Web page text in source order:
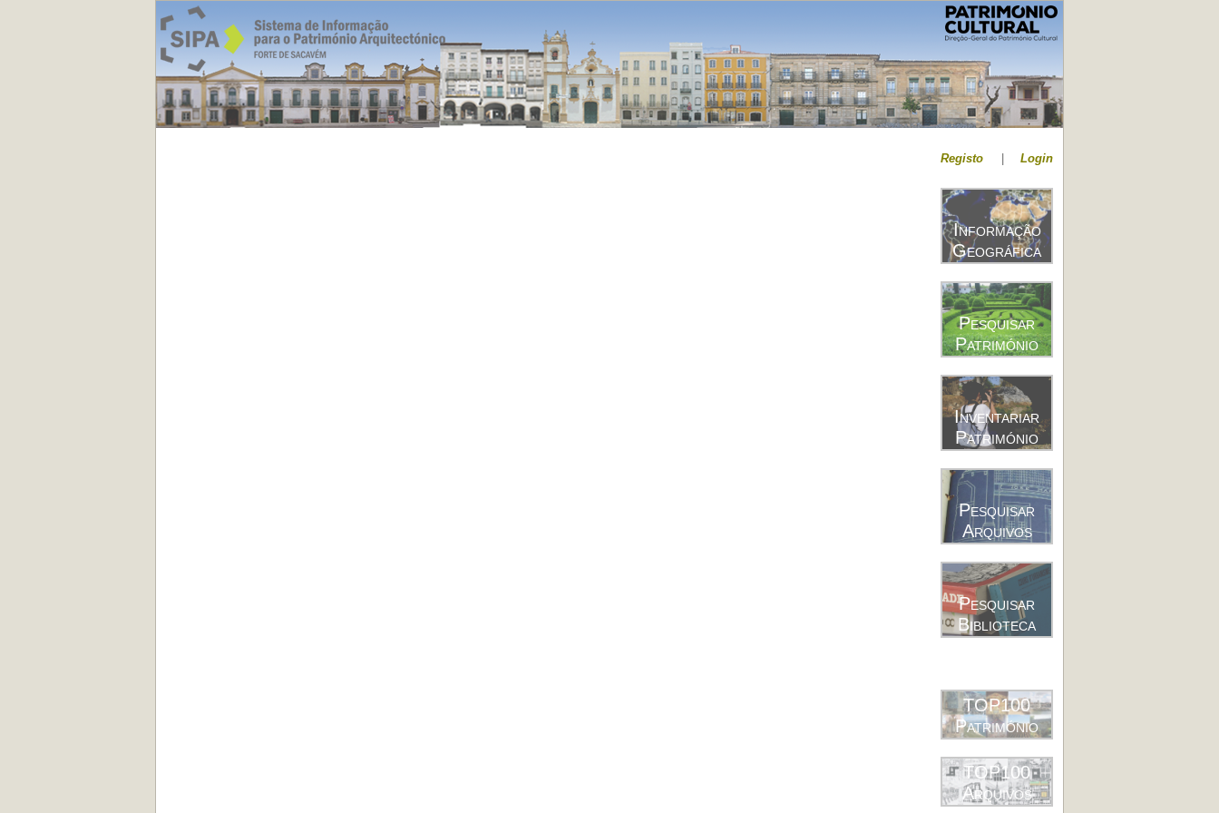
Registo Login
Informação
Geográfica
Pesquisar
Património
Inventariar
Património
Pesquisar
Arquivos
Pesquisar
Biblioteca
TOP100
Património
TOP100
Arquivos